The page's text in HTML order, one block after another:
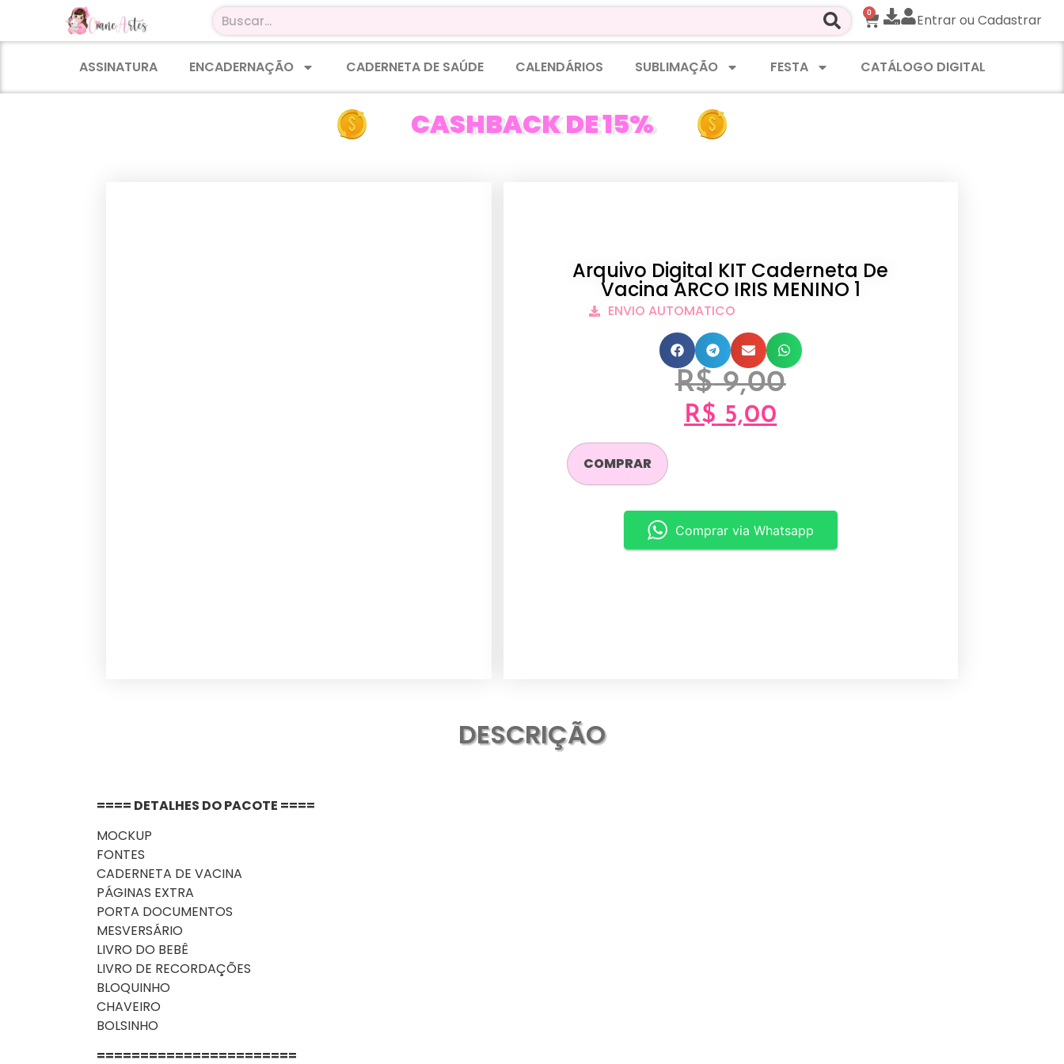
0 Entrar ou Cadastrar
ASSINATURA ENCADERNAÇÃO CADERNETA DE SAÚDE CALENDÁRIOS SUBLIMAÇÃO FESTA CATÁLOGO DIGITAL
CASHBACK DE 15%
Arquivo Digital KIT Caderneta De
Vacina ARCO IRIS MENINO 1
ENVIO AUTOMATICO
R$9,00
R$ 5,00
COMPRAR
Comprar via Whatsapp
DESCRIÇÃO
==== DETALHES DO PACOTE ====
MOCKUP
FONTES
CADERNETA DE VACINA
PÁGINAS EXTRA
PORTA DOCUMENTOS
MESVERSÁRIO
LIVRO DO BEBÊ
LIVRO DE RECORDAÇÕES
BLOQUINHO
CHAVEIRO
BOLSINHO
=======================